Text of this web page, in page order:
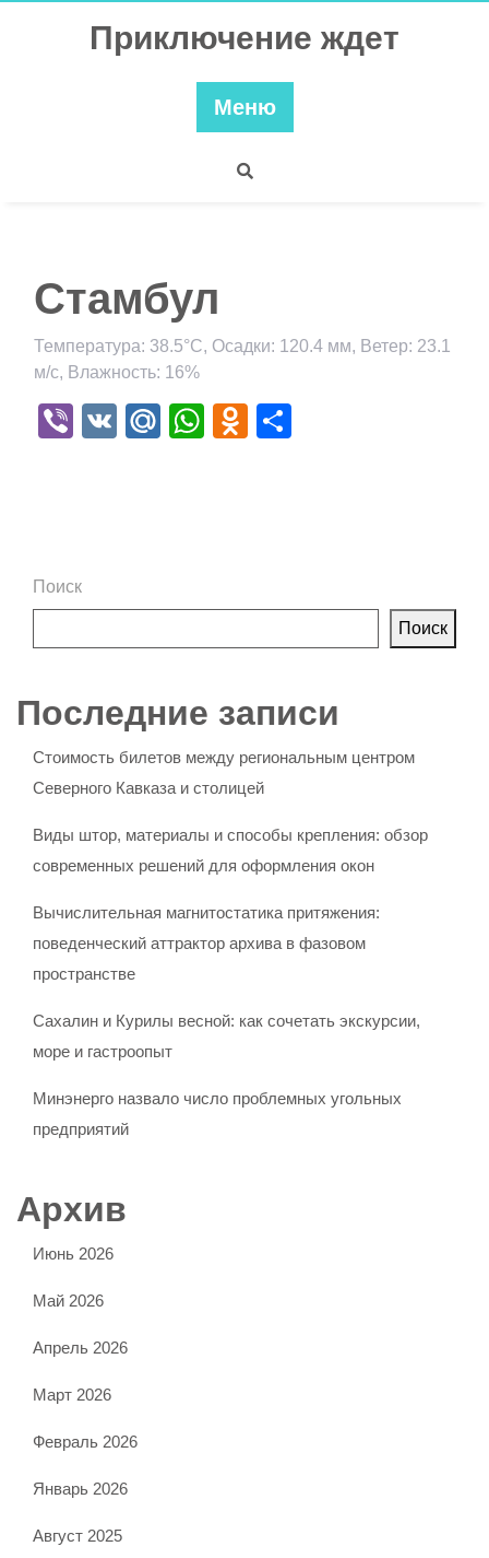
Приключение ждет
Меню
Стамбул
Температура: 38.5°C, Осадки: 120.4 мм, Ветер: 23.1
м/с, Влажность: 16%
Viber
VK Mail.Ru
WhatsApp
Odnoklassniki
Поиск
Поиск
Последние записи
Стоимость билетов между региональным центром
Северного Кавказа и столицей
Виды штор, материалы и способы крепления: обзор
современных решений для оформления окон
Вычислительная магнитостатика притяжения:
поведенческий аттрактор архива в фазовом
пространстве
Сахалин и Курилы весной: как сочетать экскурсии,
море и гастроопыт
Минэнерго назвало число проблемных угольных
предприятий
Архив
Июнь 2026
Май 2026
Апрель 2026
Март 2026
Февраль 2026
Январь 2026
Август 2025